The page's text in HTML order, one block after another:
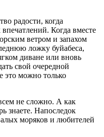
радости, когда
Когда вместе
ветром и запахом
ложку буйабеса,
диване или вновь
свой очередной
это можно только
не сложно. А как
знаете. Напоследок
моряков и любителей